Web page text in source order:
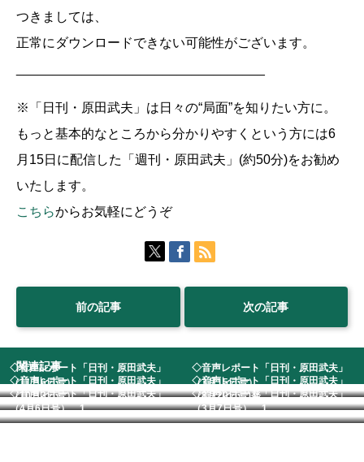
つきましては、
正常にダウンロードできない可能性がございます。
※「日刊・原田武夫」は日々の“局面”を知りたい方に。
もっと基本的なところから分かりやすくという方には6
月15日に配信した「週刊・原田武夫」(約50分)をお勧め
いたします。
こちらからお気軽にどうぞ
前の記事 次の記事
関連記事
◇音声レポート「日刊・原田武夫」
（11月6日号） ...
◇音声レポート「日刊・原田武夫」
（3月15日号） ...
◇音声レポート「日刊・原田武夫」
（10月3日号） ...
◇音声レポート「日刊・原田武夫」
（8月20日号)発...
◇音声レポート「日刊・原田武夫」
（4月6日号） 1...
◇音声レポート「日刊・原田武夫」
（3月7日号） 1...